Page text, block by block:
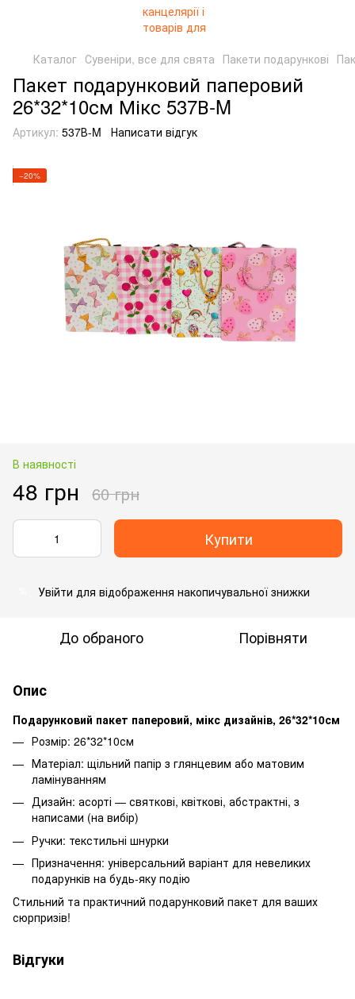
Каталог Сувеніри, все для свята Пакети подарункові
Пакет подарунковий паперовий
26*32*10см Мікс 537В-M
Артикул: 537В-M Написати відгук
−20%
В наявності
48 грн 60 грн
Купити
Увійти для відображення накопичувальної знижки
До обраного Порівняти
Опис
Подарунковий пакет паперовий, мікс дизайнів, 26*32*10см
Розмір: 26*32*10см
Матеріал: щільний папір з глянцевим або матовим
ламінуванням
Дизайн: асорті — святкові, квіткові, абстрактні, з
написами (на вибір)
Ручки: текстильні шнурки
Призначення: універсальний варіант для невеликих
подарунків на будь-яку подію
Стильний та практичний подарунковий пакет для ваших
сюрпризів!
Відгуки